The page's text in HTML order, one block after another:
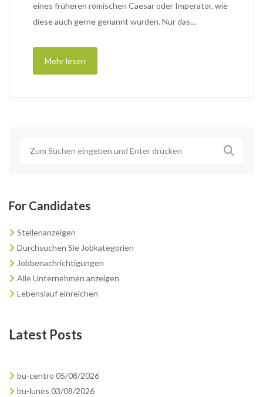
eines früheren römischen Caesar oder Imperator, wie
diese auch gerne genannt wurden. Nur das…
Mehr lesen
For Candidates
Stellenanzeigen
Durchsuchen Sie Jobkategorien
Jobbenachrichtigungen
Alle Unternehmen anzeigen
Lebenslauf einreichen
Latest Posts
bu-centro 05/08/2026
bu-lunes 03/08/2026